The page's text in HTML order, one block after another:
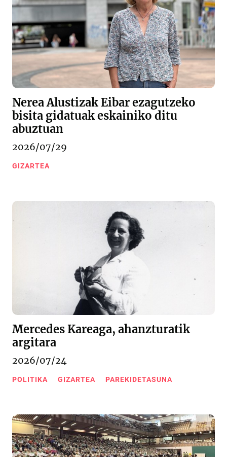
Nerea Alustizak Eibar ezagutzeko
bisita gidatuak eskainiko ditu
abuztuan
2026/07/29
GIZARTEA
Mercedes Kareaga, ahanzturatik
argitara
2026/07/24
POLITIKA GIZARTEA PAREKIDETASUNA